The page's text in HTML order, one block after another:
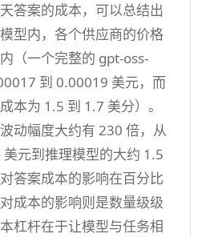
答案的成本，可以总结出
型内，各个供应商的价格
（一个完整的 gpt-oss-
到 0.00019 美元，而
本为 1.5 到 1.7 美分）。
动幅度大约有 230 倍，从
元到推理模型的大约 1.5
答案成本的影响在百分比
成本的影响则是数量级级
杠杆在于让模型与任务相